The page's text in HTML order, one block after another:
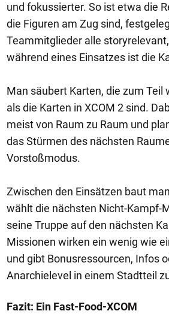
und fokussierter. So ist etwa die
die Figuren am Zug sind,
Teammitglieder alle
während eines Einsatzes ist die
Man säubert Karten, die zum Teil
als die Karten in XCOM 2 sind.
meist von Raum zu Raum und
das Stürmen des nächsten
Vorstoßmodus.
Zwischen den Einsätzen baut
wählt die nächsten Nicht-Kampf-
seine Truppe auf den nächsten
Missionen wirken ein wenig wie
und gibt Bonusressourcen, Infos
Anarchielevel in einem Stadtteil
Fazit: Ein Fast-Food-XCOM